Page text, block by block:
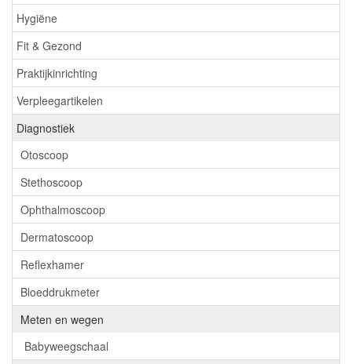
Hygiëne
Fit & Gezond
Praktijkinrichting
Verpleegartikelen
Diagnostiek
Otoscoop
Stethoscoop
Ophthalmoscoop
Dermatoscoop
Reflexhamer
Bloeddrukmeter
Meten en wegen
Babyweegschaal